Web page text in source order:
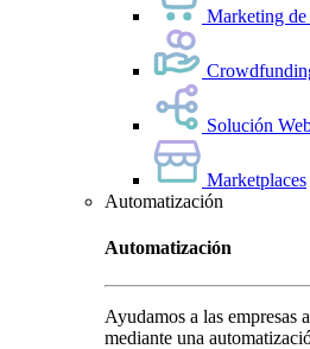
Marketing
Solución
Marketplaces
Automatización
Automatización
Ayudamos a las empresas
mediante una